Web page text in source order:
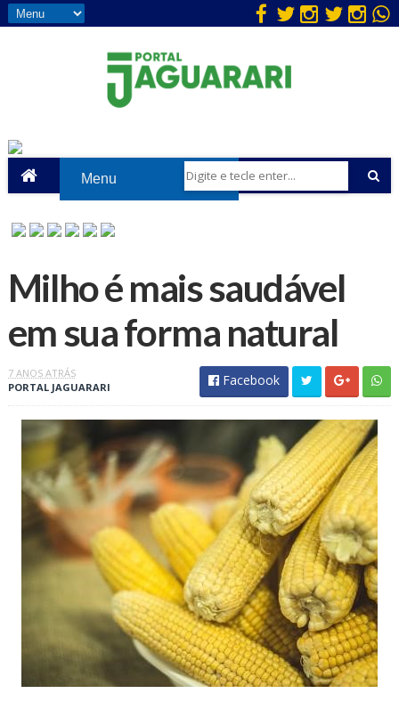
Milho é mais saudável
em sua forma natural
7 ANOS ATRÁS
PORTAL JAGUARARI
Facebook